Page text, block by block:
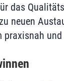
das
neuen
praxisnah